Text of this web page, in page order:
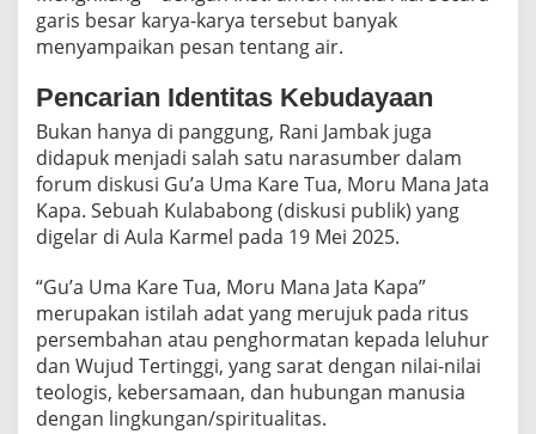
garis besar karya-karya tersebut banyak
menyampaikan pesan tentang air.
Pencarian Identitas Kebudayaan
Bukan hanya di panggung, Rani Jambak juga
didapuk menjadi salah satu narasumber dalam
forum diskusi Gu’a Uma Kare Tua, Moru Mana Jata
Kapa. Sebuah Kulababong (diskusi publik) yang
digelar di Aula Karmel pada 19 Mei 2025.
“Gu’a Uma Kare Tua, Moru Mana Jata Kapa”
merupakan istilah adat yang merujuk pada ritus
persembahan atau penghormatan kepada leluhur
dan Wujud Tertinggi, yang sarat dengan nilai-nilai
teologis, kebersamaan, dan hubungan manusia
dengan lingkungan/spiritualitas.